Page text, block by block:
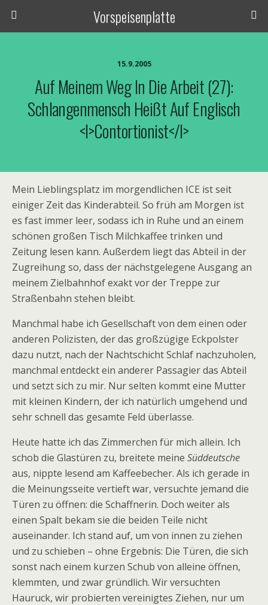
Vorspeisenplatte
15.9.2005
Auf Meinem Weg In Die Arbeit (27):
Schlangenmensch Heißt Auf Englisch
<i>contortionist</i>
Mein Lieblingsplatz im morgendlichen ICE ist seit
einiger Zeit das Kinderabteil. So früh am Morgen ist
es fast immer leer, sodass ich in Ruhe und an einem
schönen großen Tisch Milchkaffee trinken und
Zeitung lesen kann. Außerdem liegt das Abteil in der
Zugreihung so, dass der nächstgelegene Ausgang an
meinem Zielbahnhof exakt vor der Treppe zur
Straßenbahn stehen bleibt.
Manchmal habe ich Gesellschaft von dem einen oder
anderen Polizisten, der das großzügige Eckpolster
dazu nutzt, nach der Nachtschicht Schlaf nachzuholen,
manchmal entdeckt ein anderer Passagier das Abteil
und setzt sich zu mir. Nur selten kommt eine Mutter
mit kleinen Kindern, der ich natürlich umgehend und
sehr schnell das gesamte Feld überlasse.
Heute hatte ich das Zimmerchen für mich allein. Ich
schob die Glastüren zu, breitete meine Süddeutsche
aus, nippte lesend am Kaffeebecher. Als ich gerade in
die Meinungsseite vertieft war, versuchte jemand die
Türen zu öffnen: die Schaffnerin. Doch weiter als
einen Spalt bekam sie die beiden Teile nicht
auseinander. Ich stand auf, um von innen zu ziehen
und zu schieben – ohne Ergebnis: Die Türen, die sich
sonst nach einem kurzen Schub von alleine öffnen,
klemmten, und zwar gründlich. Wir versuchten
Hauruck, wir probierten vereinigtes Ziehen, nur um